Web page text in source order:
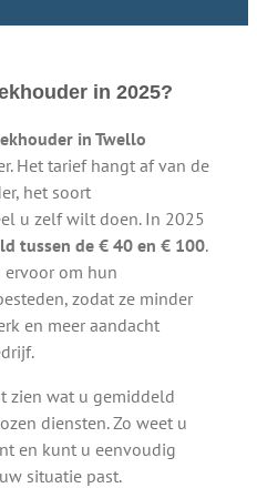
in 2025?
in Twello
Het tarief hangt af van de
het soort
u zelf wilt doen. In 2025
tussen de € 40 en € 100.
ervoor om hun
zodat ze minder
en meer aandacht
zien wat u gemiddeld
diensten. Zo weet u
en kunt u eenvoudig
situatie past.